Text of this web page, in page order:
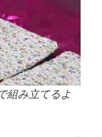
組み立てるよ